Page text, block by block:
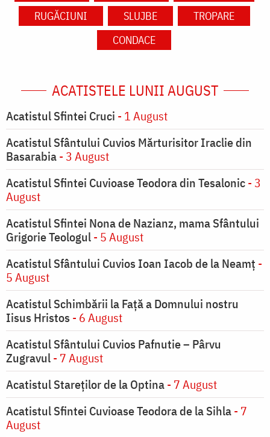
RUGĂCIUNI
SLUJBE
TROPARE
CONDACE
ACATISTELE LUNII AUGUST
Acatistul Sfintei Cruci - 1 August
Acatistul Sfântului Cuvios Mărturisitor Iraclie din
Basarabia- 3 August
Acatistul Sfintei Cuvioase Teodora din Tesalonic- 3
August
Acatistul Sfintei Nona de Nazianz, mama Sfântului
Grigorie Teologul- 5 August
Acatistul Sfântului Cuvios Ioan Iacob de la Neamț -
5 August
Acatistul Schimbării la Faţă a Domnului nostru
Iisus Hristos - 6 August
Acatistul Sfântului Cuvios Pafnutie – Pârvu
Zugravul- 7 August
Acatistul Stareţilor de la Optina- 7 August
Acatistul Sfintei Cuvioase Teodora de la Sihla- 7
August